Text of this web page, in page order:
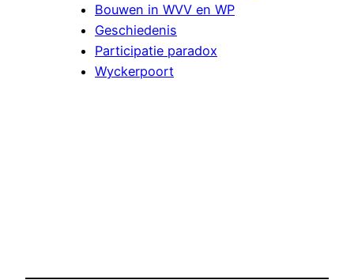
Bouwen in WVV en WP
Geschiedenis
Participatie paradox
Wyckerpoort